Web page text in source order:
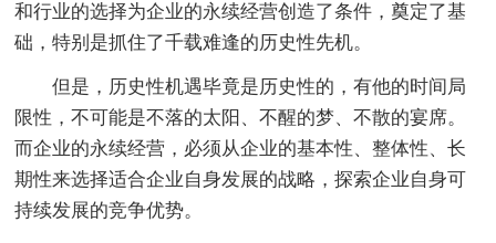
和行业的选择为企业的永续经营创造了条件，奠定了基
础，特别是抓住了千载难逢的历史性先机。
但是，历史性机遇毕竟是历史性的，有他的时间局
限性，不可能是不落的太阳、不醒的梦、不散的宴席。
而企业的永续经营，必须从企业的基本性、整体性、长
期性来选择适合企业自身发展的战略，探索企业自身可
持续发展的竞争优势。